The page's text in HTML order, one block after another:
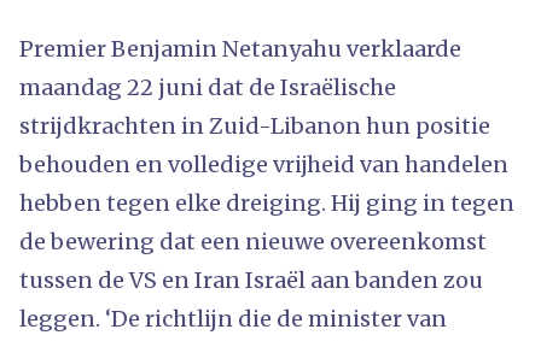
Premier Benjamin Netanyahu verklaarde
maandag 22 juni dat de Israëlische
strijdkrachten in Zuid-Libanon hun positie
behouden en volledige vrijheid van handelen
hebben tegen elke dreiging. Hij ging in tegen
de bewering dat een nieuwe overeenkomst
tussen de VS en Iran Israël aan banden zou
leggen. ‘De richtlijn die de minister van